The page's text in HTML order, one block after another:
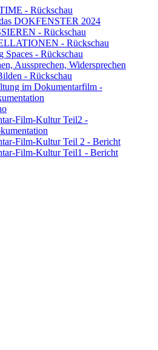
- Rückschau
DOKFENSTER 2024
- Rückschau
- Rückschau
Spaces - Rückschau
Aussprechen, Widersprechen
- Rückschau
im Dokumentarfilm -
Film-Kultur Teil2 -
Film-Kultur Teil 2 - Bericht
Film-Kultur Teil1 - Bericht